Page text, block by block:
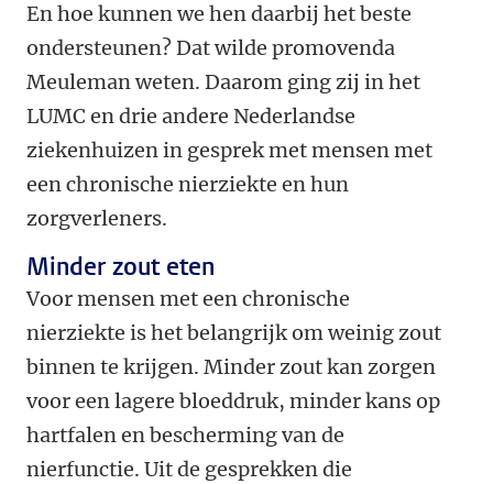
En hoe kunnen we hen daarbij het beste
ondersteunen? Dat wilde promovenda
Meuleman weten. Daarom ging zij in het
LUMC en drie andere Nederlandse
ziekenhuizen in gesprek met mensen met
een chronische nierziekte en hun
zorgverleners.
Minder zout eten
Voor mensen met een chronische
nierziekte is het belangrijk om weinig zout
binnen te krijgen. Minder zout kan zorgen
voor een lagere bloeddruk, minder kans op
hartfalen en bescherming van de
nierfunctie. Uit de gesprekken die